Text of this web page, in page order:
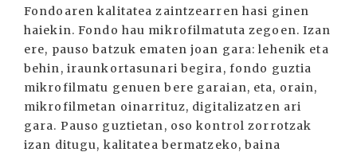
Fondoaren kalitatea zaintzearren hasi ginen
haiekin. Fondo hau mikrofilmatuta zegoen. Izan
ere, pauso batzuk ematen joan gara: lehenik eta
behin, iraunkortasunari begira, fondo guztia
mikrofilmatu genuen bere garaian, eta, orain,
mikrofilmetan oinarrituz, digitalizatzen ari
gara. Pauso guztietan, oso kontrol zorrotzak
izan ditugu, kalitatea bermatzeko, baina